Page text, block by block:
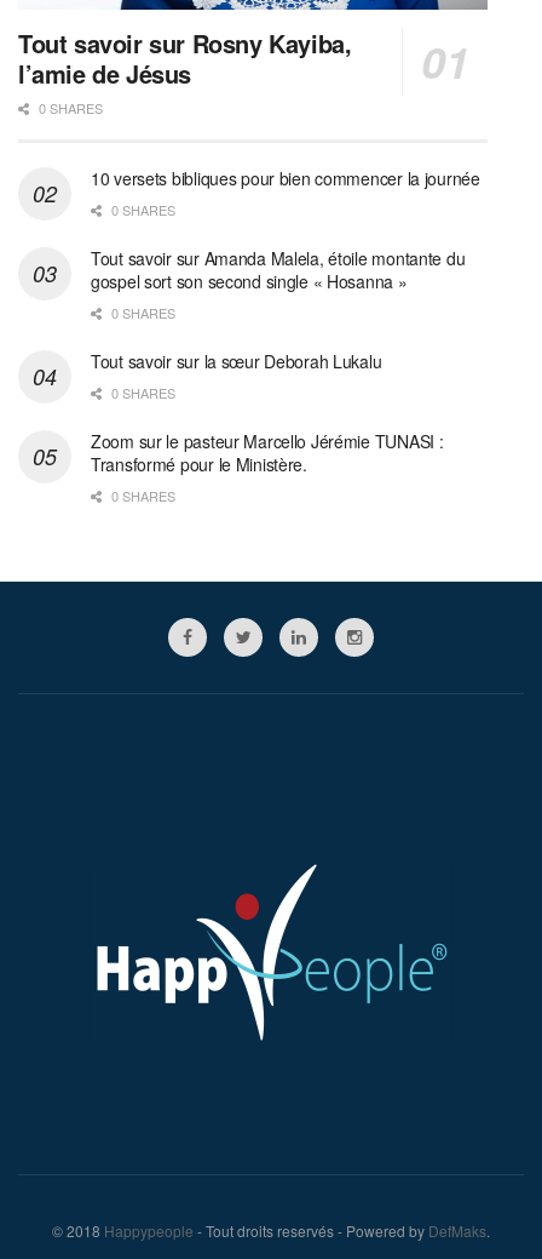
Tout savoir sur Rosny Kayiba,
l’amie de Jésus
0 SHARES
10 versets bibliques pour bien commencer la journée
0 SHARES
Tout savoir sur Amanda Malela, étoile montante du
gospel sort son second single « Hosanna »
0 SHARES
Tout savoir sur la sœur Deborah Lukalu
0 SHARES
Zoom sur le pasteur Marcello Jérémie TUNASI :
Transformé pour le Ministère.
0 SHARES
© 2018 Happypeople - Tout droits reservés - Powered by DefMaks.